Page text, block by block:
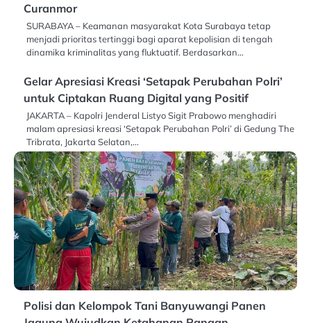
Curanmor
SURABAYA – Keamanan masyarakat Kota Surabaya tetap
menjadi prioritas tertinggi bagi aparat kepolisian di tengah
dinamika kriminalitas yang fluktuatif. Berdasarkan…
Gelar Apresiasi Kreasi ‘Setapak Perubahan Polri’
untuk Ciptakan Ruang Digital yang Positif
JAKARTA – Kapolri Jenderal Listyo Sigit Prabowo menghadiri
malam apresiasi kreasi ‘Setapak Perubahan Polri’ di Gedung The
Tribrata, Jakarta Selatan,…
Polisi dan Kelompok Tani Banyuwangi Panen